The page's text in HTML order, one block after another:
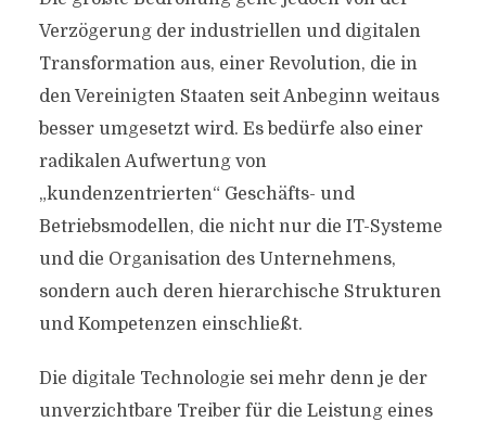
Verzögerung der industriellen und digitalen
Transformation aus, einer Revolution, die in
den Vereinigten Staaten seit Anbeginn weitaus
besser umgesetzt wird. Es bedürfe also einer
radikalen Aufwertung von
„kundenzentrierten“ Geschäfts- und
Betriebsmodellen, die nicht nur die IT-Systeme
und die Organisation des Unternehmens,
sondern auch deren hierarchische Strukturen
und Kompetenzen einschließt.
Die digitale Technologie sei mehr denn je der
unverzichtbare Treiber für die Leistung eines